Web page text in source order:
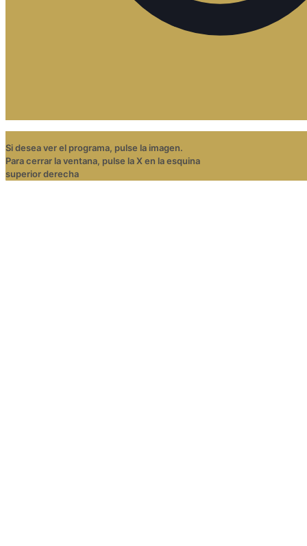
Si desea ver el programa, pulse la imagen.
Para cerrar la ventana, pulse la X en la esquina
superior derecha